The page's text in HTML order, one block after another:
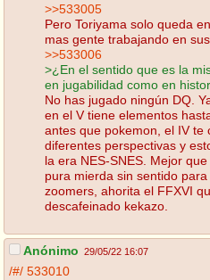
>>533005
Pero Toriyama solo queda
mas gente trabajando en
>>533006
>¿En el sentido que es la
en jugabilidad como en
No has jugado ningún DQ.
en el V tiene elementos
antes que pokemon, el IV te
diferentes perspectivas y
la era NES-SNES. Mejor
pura mierda sin sentido
zoomers, ahorita el FFXVI
descafeinado kekazo.
Anónimo 29/05/22 16:07
/#/ 533010